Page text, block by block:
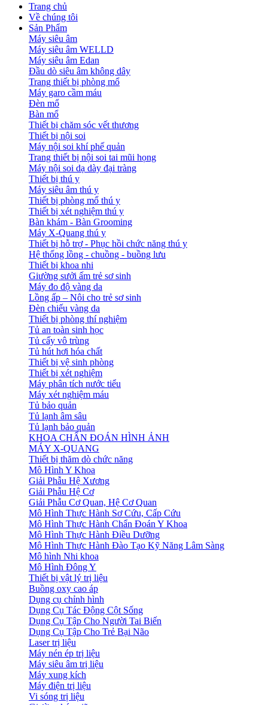
Trang chủ
Về chúng tôi
Sản Phẩm
Máy siêu âm
Máy siêu âm WELLD
Máy siêu âm Edan
Đầu dò siêu âm không dây
Trang thiết bị phòng mổ
Máy garo cầm máu
Đèn mổ
Bàn mổ
Thiết bị chăm sóc vết thương
Thiết bị nội soi
Máy nội soi khí phế quản
Trang thiết bị nội soi tai mũi họng
Máy nội soi dạ dày đại tràng
Thiết bị thú y
Máy siêu âm thú y
Thiết bị phòng mổ thú y
Thiết bị xét nghiệm thú y
Bàn khám - Bàn Grooming
Máy X-Quang thú y
Thiết bị hỗ trợ - Phục hồi chức năng thú y
Hệ thống lồng - chuồng - buồng lưu
Thiết bị khoa nhi
Giường sưởi ấm trẻ sơ sinh
Máy đo độ vàng da
Lồng ấp – Nôi cho trẻ sơ sinh
Đèn chiếu vàng da
Thiết bị phòng thí nghiệm
Tủ an toàn sinh học
Tủ cấy vô trùng
Tủ hút hơi hóa chất
Thiết bị vệ sinh phòng
Thiết bị xét nghiệm
Máy phân tích nước tiểu
Máy xét nghiệm máu
Tủ bảo quản
Tủ lạnh âm sâu
Tủ lạnh bảo quản
KHOA CHẨN ĐOÁN HÌNH ẢNH
MÁY X-QUANG
Thiết bị thăm dò chức năng
Mô Hình Y Khoa
Giải Phẫu Hệ Xương
Giải Phẫu Hệ Cơ
Giải Phẫu Cơ Quan, Hệ Cơ Quan
Mô Hình Thực Hành Sơ Cứu, Cấp Cứu
Mô Hình Thực Hành Chẩn Đoán Y Khoa
Mô Hình Thực Hành Điều Dưỡng
Mô Hình Thực Hành Đào Tạo Kỹ Năng Lâm Sàng
Mô hình Nhi khoa
Mô Hình Đông Y
Thiết bị vật lý trị liệu
Buồng oxy cao áp
Dụng cụ chỉnh hình
Dụng Cụ Tác Động Cột Sống
Dụng Cụ Tập Cho Người Tai Biến
Dụng Cụ Tập Cho Trẻ Bại Não
Laser trị liệu
Máy nén ép trị liệu
Máy siêu âm trị liệu
Máy xung kích
Máy điện trị liệu
Vi sóng trị liệu